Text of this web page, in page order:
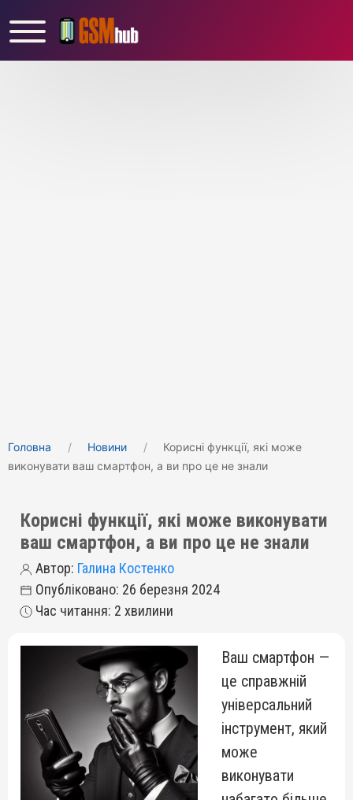
Головна Новини
Корисні функції, які може
виконувати ваш смартфон, а ви про це не знали
Корисні функції, які може виконувати
ваш смартфон, а ви про це не знали
Автор: Галина Костенко
Опубліковано: 26 березня 2024
Час читання: 2 хвилини
Ваш смартфон —
це справжній
універсальний
інструмент, який
може
виконувати